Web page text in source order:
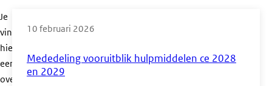
Je
vindt
hier
een
overzicht
Mededeling vooruitblik hulpmiddelen ce 2028
en 2029
10 februari 2026